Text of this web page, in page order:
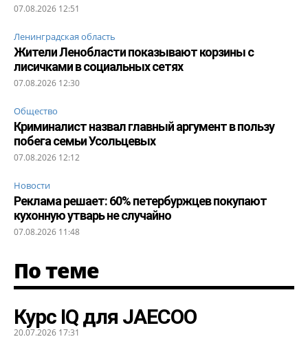
07.08.2026 12:51
Ленинградская область
Жители Ленобласти показывают корзины с
лисичками в социальных сетях
07.08.2026 12:30
Общество
Криминалист назвал главный аргумент в пользу
побега семьи Усольцевых
07.08.2026 12:12
Новости
Реклама решает: 60% петербуржцев покупают
кухонную утварь не случайно
07.08.2026 11:48
По теме
Курс IQ для JAECOO
20.07.2026 17:31